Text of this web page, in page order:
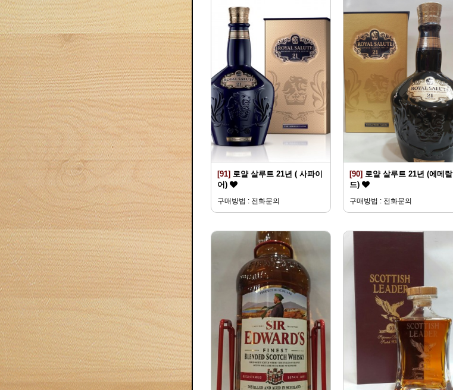
[91] 로얄 살루트 21년 ( 사파이
어)
구매방법 : 전화문의
[90] 로얄 살루트 21년 (에메랄
드)
구매방법 : 전화문의